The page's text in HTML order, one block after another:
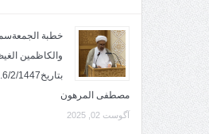
والكاظمين
مصطفى المرهون
آگوست 02, 2025